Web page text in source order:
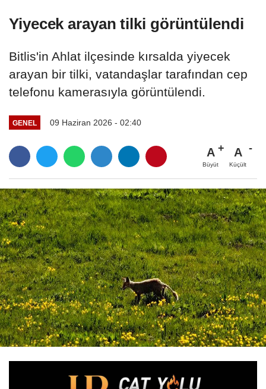
Yiyecek arayan tilki görüntülendi
Bitlis'in Ahlat ilçesinde kırsalda yiyecek
arayan bir tilki, vatandaşlar tarafından cep
telefonu kamerasıyla görüntülendi.
GENEL 09 Haziran 2026 - 02:40
A
Büyüt
A
Küçült